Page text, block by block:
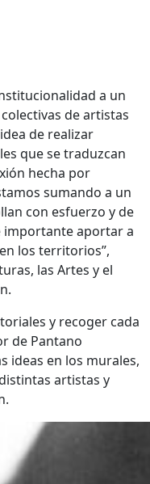
a un
de artistas
de realizar
que se traduzcan
hecha por
sumando a un
con esfuerzo y de
importante aportar a
los territorios”,
las Artes y el
y recoger cada
de Pantano
ideas en los murales,
artistas y